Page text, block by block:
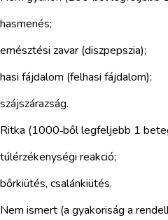
hasmenés;
emésztési zavar (diszpepszia);
hasi fájdalom (felhasi fájdalom);
szájszárazság.
Ritka (1000‑ből legfeljebb 1
túlérzékenységi reakció;
bőrkiütés, csalánkiütés.
Nem ismert (a gyakoriság a